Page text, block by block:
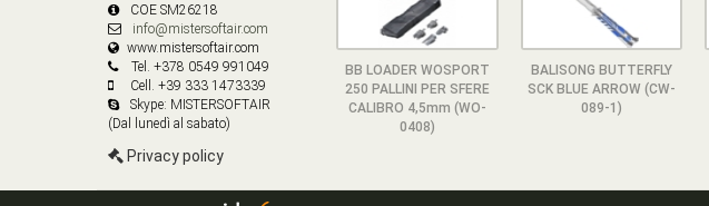
COE SM26218
info@mistersoftair.com
www.mistersoftair.com
Tel. +378 0549 991049
Cell. +39 333 1473339
Skype: MISTERSOFTAIR
(Dal lunedì al sabato)
Privacy policy
BB LOADER WOSPORT
250 PALLINI PER SFERE
CALIBRO 4,5mm (WO-
0408)
BALISONG BUTTERFLY
SCK BLUE ARROW (CW-
089-1)